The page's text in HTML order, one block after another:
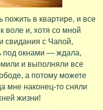
в квартире, и все
воле и, хотя со мной
свидания с Чапой,
под окнами — ждала,
и выполняли все
а потому можете
мне наконец-то сняли
жизни!